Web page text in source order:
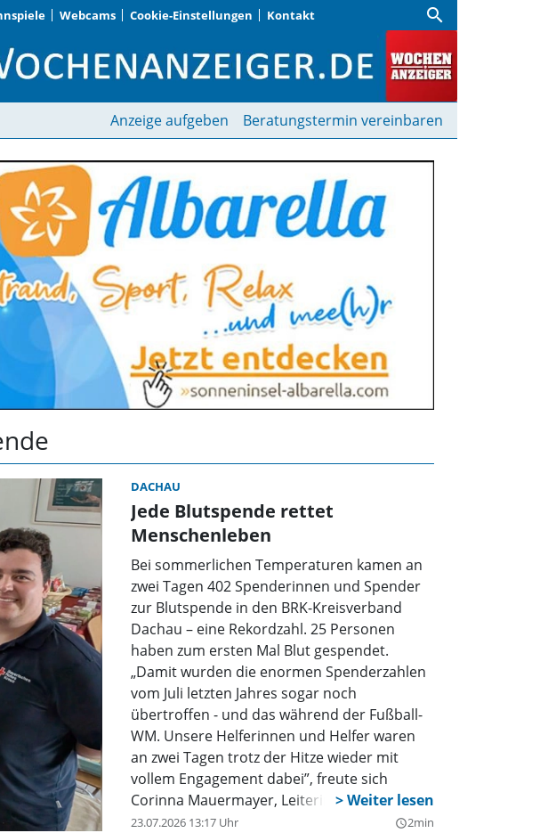
Webcams Cookie-Einstellungen Kontakt search
Anzeige aufgeben Beratungstermin vereinbaren
DACHAU
Jede Blutspende rettet
Menschenleben
Bei sommerlichen Temperaturen kamen an
zwei Tagen 402 Spenderinnen und Spender
zur Blutspende in den BRK-Kreisverband
Dachau – eine Rekordzahl. 25 Personen
haben zum ersten Mal Blut gespendet.
„Damit wurden die enormen Spenderzahlen
vom Juli letzten Jahres sogar noch
übertroffen - und das während der Fußball-
WM. Unsere Helferinnen und Helfer waren
an zwei Tagen trotz der Hitze wieder mit
vollem Engagement dabei”, freute sich
Corinna Mauermayer, Leiterin der
Blutspende Dachau.
23.07.2026 13:17 Uhr query_builder2min